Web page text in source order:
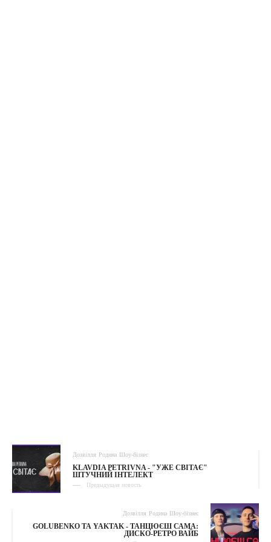
Дозвілля Родина Шоу-бізнес
KLAVDIA PETRIVNA - "УЖЕ СВІТАЄ"
ШТУЧНИЙ ІНТЕЛЕКТ
Предыдущая новость
Дозвілля Родина Шоу-бізнес
GOLUBENKO ТА YAKTAK - ТАНЦЮЄШ САМА:
ДИСКО-РЕТРО ВАЙБ